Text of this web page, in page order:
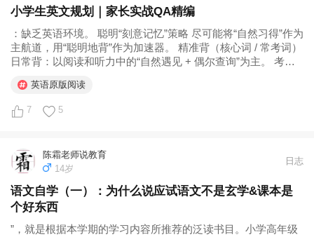
小学生英文规划｜家长实战QA精编
：缺乏英语环境。 聪明“刻意记忆”策略 尽可能将“自然习得”作为
主航道，用“聪明地背”作为加速器。 精准背（核心词 / 常考词）
日常背：以阅读和听力中的“自然遇见 + 偶尔查询”为主。 考前
因为词汇量不足导致阅读卡壳、兴趣下降时，可短期突破词汇
关。 相关阅读： 是什么？决定了家长为孩子花的每一分钱、每
一分钟，是投资还是浪费。 为什么要让小学娃冲刺FCE？这从
英语原版阅读
7 5
陈霜老师说教育
14岁
日志
语文自学（一）：为什么说应试语文不是玄学&课本是
个好东西
”，就是根据本学期的学习内容所推荐的泛读书目。小学高年级